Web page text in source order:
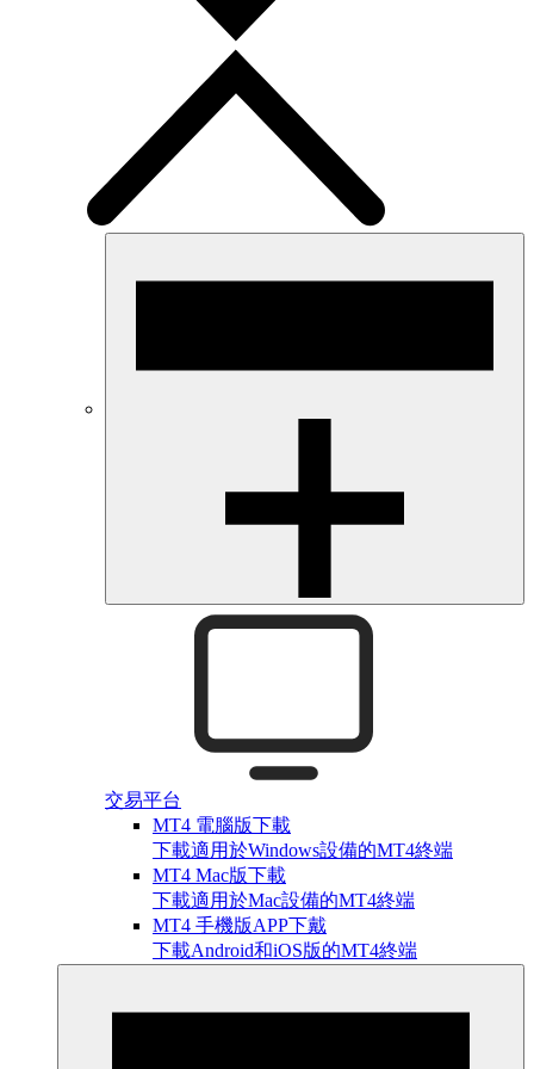
交易平台
MT4 電腦版下載
下載適用於Windows設備的MT4終端
MT4 Mac版下載
下載適用於Mac設備的MT4終端
MT4 手機版APP下戴
下載Android和iOS版的MT4終端